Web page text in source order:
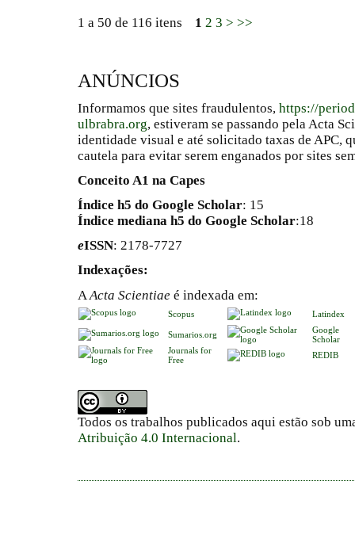
1 a 50 de 116 itens 1 2 3 > >>
ANÚNCIOS
Informamos que sites fraudulentos, https://
ulbrabra.org, estiveram se passando pela Acta
identidade visual e até solicitado taxas de APC,
cautela para evitar serem enganados por sites
Conceito A1 na Capes
Índice h5 do Google Scholar: 15
Índice mediana h5 do Google Scholar:18
eISSN: 2178-7727
Indexações:
A Acta Scientiae é indexada em:
Scopus Latindex
Sumarios.org
Google
Scholar
Journals for
Free
REDIB
Todos os trabalhos publicados aqui estão sob
Atribuição 4.0 Internacional.